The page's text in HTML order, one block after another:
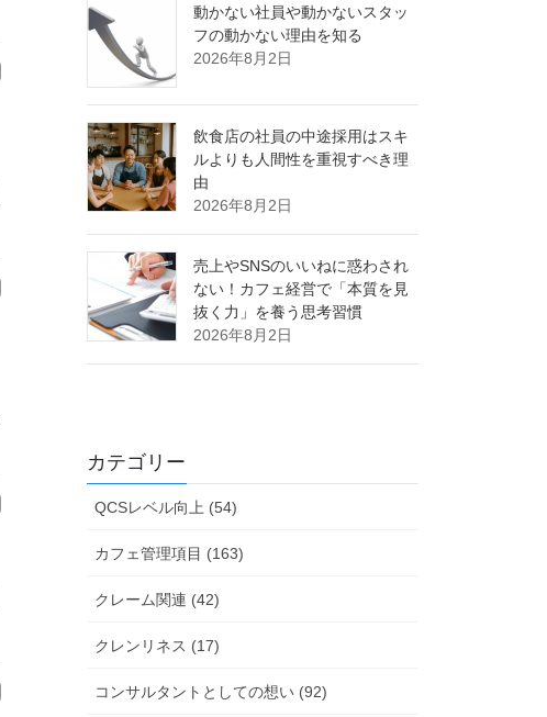
動かない社員や動かないスタッ
フの動かない理由を知る
2026年8月2日
飲食店の社員の中途採用はスキ
ルよりも人間性を重視すべき理
由
2026年8月2日
売上やSNSのいいねに惑わされ
ない！カフェ経営で「本質を見
抜く力」を養う思考習慣
2026年8月2日
カテゴリー
QCSレベル向上 (54)
カフェ管理項目 (163)
クレーム関連 (42)
クレンリネス (17)
コンサルタントとしての想い (92)